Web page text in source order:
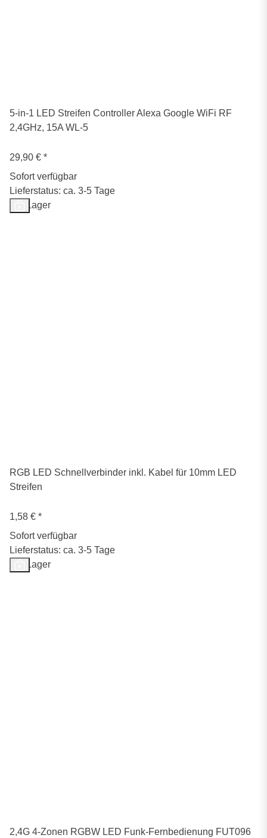
5-in-1 LED Streifen Controller Alexa Google WiFi RF
2,4GHz, 15A WL-5
29,90 € *
Sofort verfügbar
Lieferstatus: ca. 3-5 Tage
Auf Lager
RGB LED Schnellverbinder inkl. Kabel für 10mm LED
Streifen
1,58 € *
Sofort verfügbar
Lieferstatus: ca. 3-5 Tage
Auf Lager
2,4G 4-Zonen RGBW LED Funk-Fernbedienung FUT096